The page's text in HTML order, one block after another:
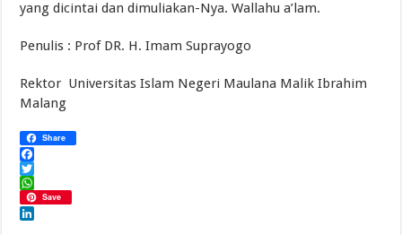
yang dicintai dan dimuliakan-Nya. Wallahu a’lam.
Penulis : Prof DR. H. Imam Suprayogo
Rektor Universitas Islam Negeri Maulana Malik Ibrahim
Malang
Share
Facebook
Twitter
WhatsApp
Save